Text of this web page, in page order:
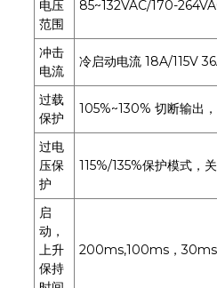
电压
范围
85~132VAC/170-
冲击
电流
冷启动电流 18A/115V
过载
保护
105%~130% 切断输出
过电
压保
护
115%/135%保护模式，
启
动，
上升
保持
200ms,100ms，30ms